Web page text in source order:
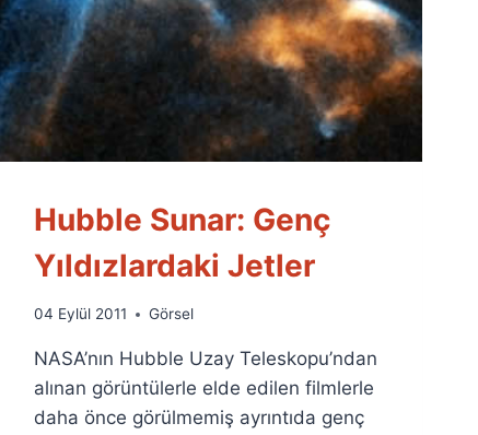
Hubble Sunar: Genç
Yıldızlardaki Jetler
By
Fuat
Özyar
04 Eylül 2011 Görsel
NASA’nın Hubble Uzay Teleskopu’ndan
alınan görüntülerle elde edilen filmlerle
daha önce görülmemiş ayrıntıda genç